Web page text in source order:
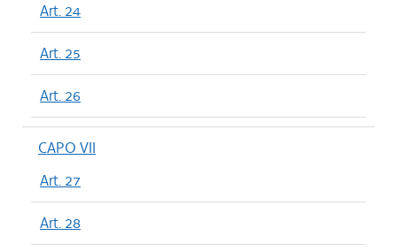
Art. 24
Art. 25
Art. 26
CAPO VII
Art. 27
Art. 28